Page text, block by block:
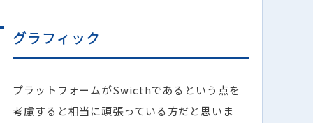
グラフィック
プラットフォームがSwicthであるという点を
考慮すると相当に頑張っている方だと思いま